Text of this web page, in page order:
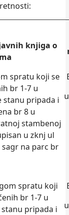
knjiga o
spratu koji se
br 1-7 u
stanu pripada i
br 8 u
stambenoj
u zknj ul
na parc br
spratu koji
br 1-7 u
pripada i